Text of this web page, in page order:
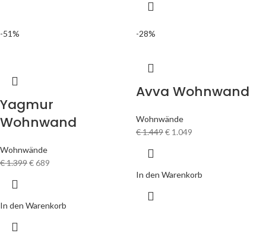
-51%
Yagmur
Wohnwand
Wohnwände
€1.399€689
In den Warenkorb
-28%
Avva Wohnwand
Wohnwände
€1.449€ 1.049
In den Warenkorb